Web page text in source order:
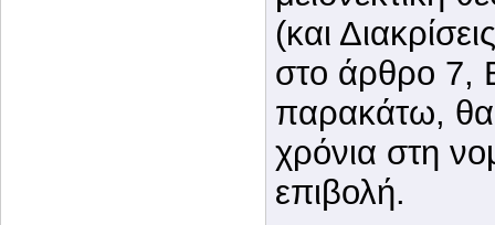
(και
στο άρθρο 7,
παρακάτω, θα
χρόνια στη
επιβολή.